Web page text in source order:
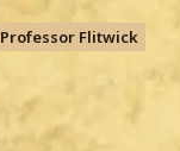
Professor Flitwick